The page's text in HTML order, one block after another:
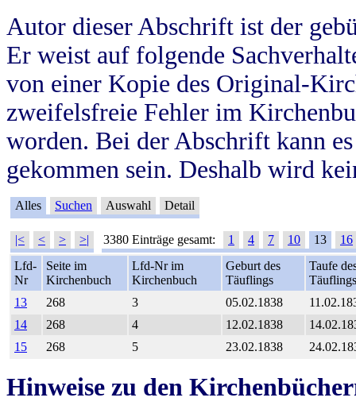
Autor dieser Abschrift ist der
Er weist auf folgende
von einer Kopie des Original-
zweifelsfreie Fehler im
worden. Bei der Abschrift kann
gekommen sein. Deshalb wird
Alles Suchen Auswahl Detail
|< < > >| 3380 Einträge gesamt: 1 4 7 10 13
16
Lfd-
Nr
Seite im
Kirchenbuch
Lfd-Nr im
Kirchenbuch
Geburt des
Täuflings
Taufe
Täuflings
13
268 3 05.02.1838
14
268 4 12.02.1838
15
268 5 23.02.1838
Hinweise zu den